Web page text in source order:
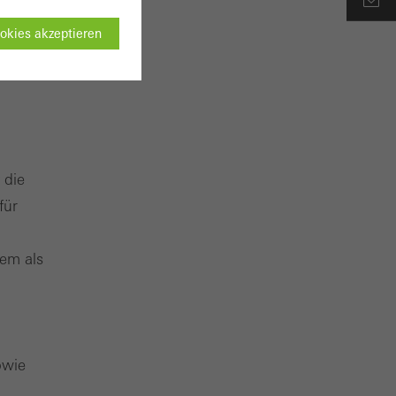
die
als
akzeptieren
der Webseite zu
Sie
Besuche,